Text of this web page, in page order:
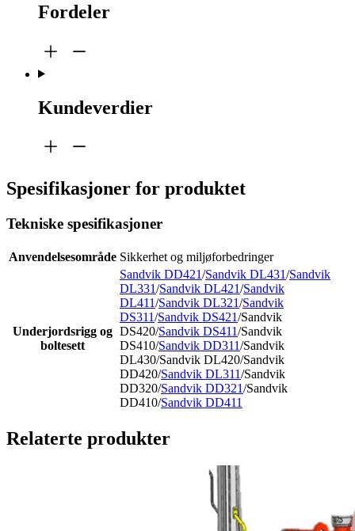
Fordeler
Kundeverdier
Spesifikasjoner for produktet
Tekniske spesifikasjoner
Anvendelsesområde Sikkerhet og miljøforbedringer
Underjordsrigg og
boltesett
Sandvik DD421/Sandvik DL431/Sandvik
DL331/Sandvik DL421/Sandvik
DL411/Sandvik DL321/Sandvik
DS311/Sandvik DS421/Sandvik
DS420/Sandvik DS411/Sandvik
DS410/Sandvik DD311/Sandvik
DL430/Sandvik DL420/Sandvik
DD420/Sandvik DL311/Sandvik
DD320/Sandvik DD321/Sandvik
DD410/Sandvik DD411
Relaterte produkter